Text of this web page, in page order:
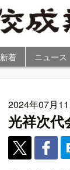
新着 ニュース
2024年07月
光祥次